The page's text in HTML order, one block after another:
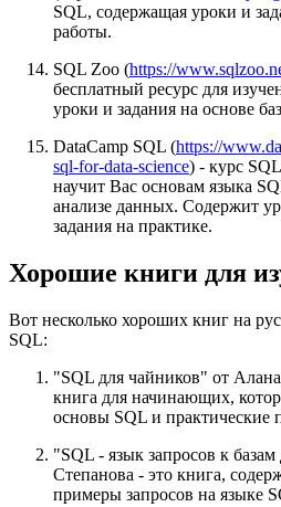
SQL, содержащая уроки и
работы.
SQL Zoo (https://
бесплатный ресурс для
уроки и задания на основе
DataCamp SQL (https://
sql-for-data-science) - курс
научит Вас основам языка
анализе данных. Содержит
задания на практике.
Хорошие книги для
Вот несколько хороших книг на
SQL:
"SQL для чайников" от
книга для начинающих,
основы SQL и практические
"SQL - язык запросов к
Степанова - это книга,
примеры запросов на языке